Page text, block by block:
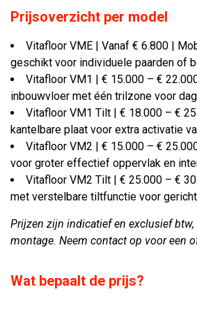
Prijsoverzicht per model
Vitafloor VME | Vanaf € 6.800 |
geschikt voor individuele paarden of
Vitafloor VM1 | € 15.000 – €
inbouwvloer met één trilzone voor
Vitafloor VM1 Tilt | € 18.000 – €
kantelbare plaat voor extra activatie
Vitafloor VM2 | € 15.000 – €
voor groter effectief oppervlak en
Vitafloor VM2 Tilt | € 25.000 – €
met verstelbare tiltfunctie voor
Prijzen zijn indicatief en exclusief btw,
montage. Neem contact op voor een
Wat bepaalt de prijs?